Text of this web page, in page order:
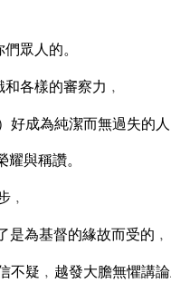
眾人的。
各樣的審察力﹐
成為純潔而無過失的
與稱讚。
﹐
為基督的緣故而受的﹐
疑﹐越發大膽無懼講論